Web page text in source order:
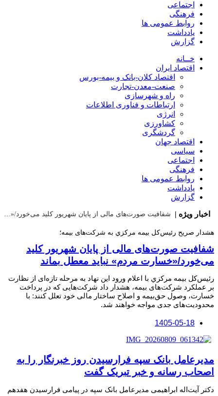
اجتماعی
فرهنگی
روابط عمومی ها
یادداشت
گزارش
خــانه
اقتصاد ایران
اقتصاد کلان-بانک و بیمه-بورس
صنعت-معدن-تجارت
راه و شهرسازی
ارتباطات و فناوری اطلاعات
انرژی
کشاورزی
گردشگری
اقتصاد جهان
سیاسی
اجتماعی
فرهنگی
روابط عمومی ها
یادداشت
گزارش
اخبار ویژه | شفافیت صورت‌های مالی از پایان شهریور کلید می‌خورد/«خسارت مردم» نباید معطل بماند
هشدار صریح رئیس‌کل بیمه مرکزي به شرکت‌های بیمه؛
شفافیت صورت‌های مالی از پایان شهریور کلید
می‌خورد/«خسارت مردم» نباید معطل بماند
رئیس‌کل بیمه مرکزي با اعلام ورود این نهاد به مرحله تازه‌ای از نظارت
بر عملکرد شرکت‌های بیمه، هشدار داد شرکت‌هایی که در پرداخت
خسارت، وصول حق‌بیمه و اصلاح ساختار مالی خود تعلل کنند: با
محدودیت‌های جدی مواجه خواهند شد.
1405-05-18
مدیرعامل بانک سپه فرارسیدن روز خبرنگار را به
اصحاب رسانه و خبر تبریک گفت
دکتر آیتاله ابراهیمی مدیرعامل بانک سپه در پیامی فرارسیدن هفدهم